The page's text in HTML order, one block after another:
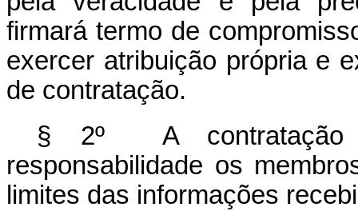
firmará termo de
exercer atribuição própria e
de contratação.
§ 2º A contratação
responsabilidade os
limites das informações